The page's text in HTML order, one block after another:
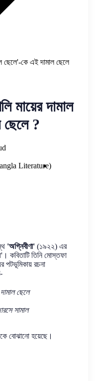
ছেলে'-কে এই দামাল ছেলে
মায়ের দামাল
ছেলে ?
Literature)
'অগ্নিবীণা' (১৯২২) এর
কবিতাটি তিনি মোস্তফা
পটভূমিকায় রচনা
ছেলে
সামাল
বোঝানো হয়েছে।